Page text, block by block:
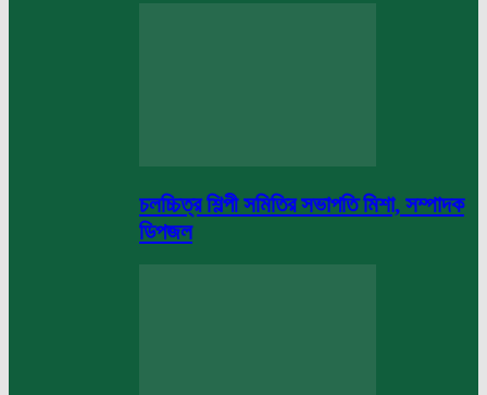
চলচ্চিত্র শিল্পী সমিতির সভাপতি মিশা, সম্পাদক
ডিপজল